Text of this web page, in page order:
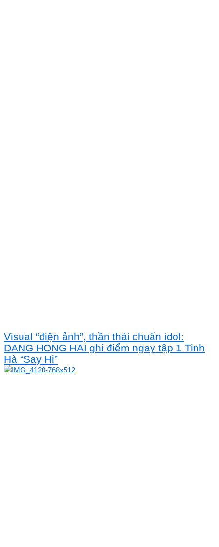
Visual “điện ảnh”, thần thái chuẩn idol:
DANG HONG HAI ghi điểm ngay tập 1 Tinh
Hà “Say Hi”